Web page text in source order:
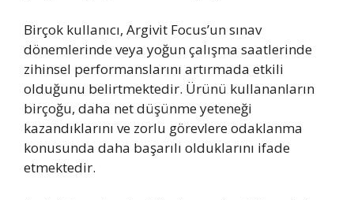
Birçok kullanıcı, Argivit Focus’un sınav
dönemlerinde veya yoğun çalışma saatlerinde
zihinsel performanslarını artırmada etkili
olduğunu belirtmektedir. Ürünü kullananların
birçoğu, daha net düşünme yeteneği
kazandıklarını ve zorlu görevlere odaklanma
konusunda daha başarılı olduklarını ifade
etmektedir.